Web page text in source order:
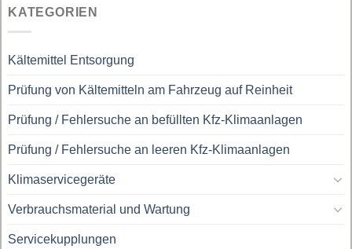
KATEGORIEN
Kältemittel Entsorgung
Prüfung von Kältemitteln am Fahrzeug auf Reinheit
Prüfung / Fehlersuche an befüllten Kfz-Klimaanlagen
Prüfung / Fehlersuche an leeren Kfz-Klimaanlagen
Klimaservicegeräte
Verbrauchsmaterial und Wartung
Servicekupplungen